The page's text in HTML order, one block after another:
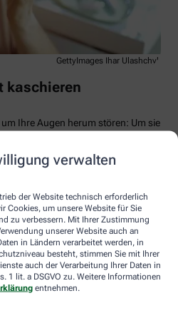
verwalten
der Website technisch erforderlich
Cookies, um unsere Website für Sie
zu verbessern. Mit Ihrer Zustimmung
unserer Website auch an
in Ländern verarbeitet werden, in
besteht, stimmen Sie mit Ihrer
auch der Verarbeitung Ihrer Daten in
1 lit. a DSGVO zu. Weitere Informationen
entnehmen.
GettyImages Ihar Ulashchyk
kaschieren
Ihre Augen herum stören: Um sie
unter den Augen zu schaffen: Mit
können die verstärkte
Tragen Sie die Kosmetik auf
Fingern in die Haut ein. Werfen
Blick in den Spiegel: Vielleicht
– und Ihre Augen funkeln
wieder